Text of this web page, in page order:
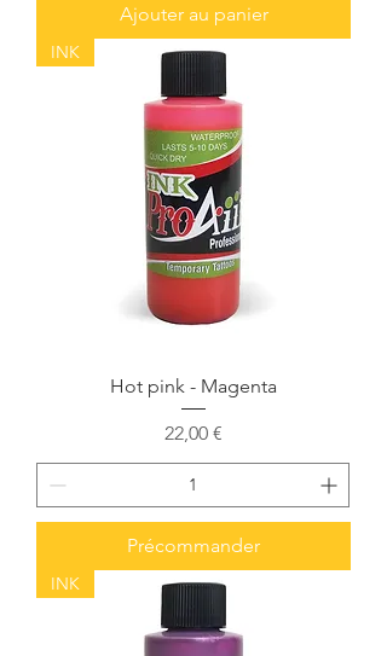
Ajouter au panier
INK
Hot pink - Magenta
Prix
22,00 €
Précommander
INK